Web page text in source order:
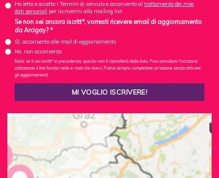
Ho letto e accetto i Termini di servizio e acconsento al trattamento dei miei
dati personali per iscrivermi alla mailing list
Se non sei ancora iscritt*, vorresti ricevere email di aggiornamento
da Arcigay? *
Sì, acconsento alle mail di aggiornamento
No, non acconsento
Nota: se ti sei iscritt* in precedenza, questo non ti cancellerà dalla lista. Puoi annullare l'iscrizione
utilizzando il link fornito nelle e-mail che ricevi. Potrai sempre completare un'azione senza attivare
gli aggiornamenti.